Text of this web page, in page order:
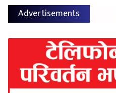
Advertisements